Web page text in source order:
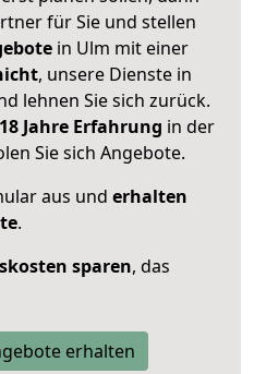
für Sie und stellen
in Ulm mit einer
, unsere Dienste in
lehnen Sie sich zurück.
Jahre Erfahrung in der
Sie sich Angebote.
aus und erhalten
.
sparen, das
erhalten